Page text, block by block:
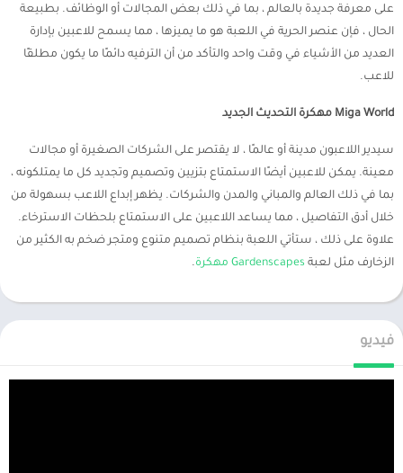
على معرفة جديدة بالعالم ، بما في ذلك بعض المجالات أو الوظائف. بطبيعة
الحال ، فإن عنصر الحرية في اللعبة هو ما يميزها ، مما يسمح للاعبين بإدارة
العديد من الأشياء في وقت واحد والتأكد من أن الترفيه دائمًا ما يكون مطلقًا
للاعب.
Miga World مهكرة التحديث الجديد
سيدير ​​اللاعبون مدينة أو عالمًا ، لا يقتصر على الشركات الصغيرة أو مجالات
معينة. يمكن للاعبين أيضًا الاستمتاع بتزيين وتصميم وتجديد كل ما يمتلكونه ،
بما في ذلك العالم والمباني والمدن والشركات. يظهر إبداع اللاعب بسهولة من
خلال أدق التفاصيل ، مما يساعد اللاعبين على الاستمتاع بلحظات الاسترخاء.
علاوة على ذلك ، ستأتي اللعبة بنظام تصميم متنوع ومتجر ضخم به الكثير من
الزخارف مثل لعبة Gardenscapes مهكرة .
فيديو